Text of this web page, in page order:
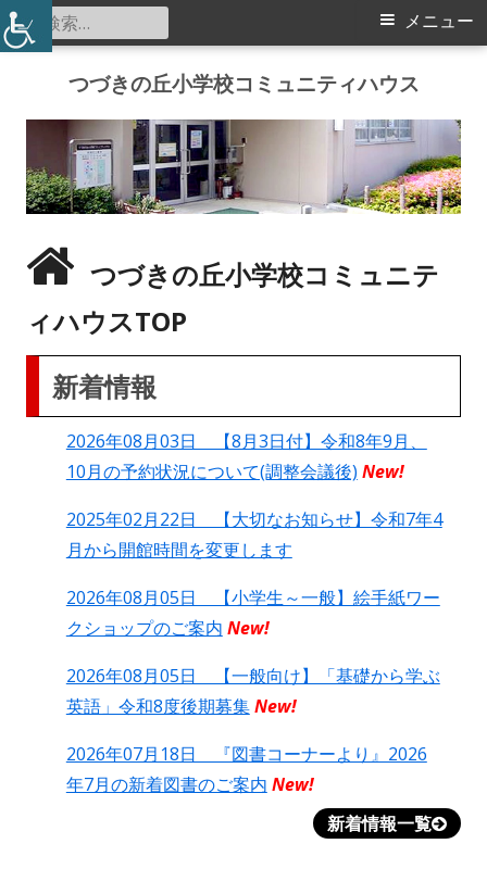
つづきの丘小学校コミュニティハウス
メ
メニュー
検
索:
つづきの丘小学校コミュニテ
ィハウスTOP
新着情報
2026年08月03日 【8月3日付】令和8年9月、
10月の予約状況について(調整会議後) New!
2025年02月22日 【大切なお知らせ】令和7年4
月から開館時間を変更します
2026年08月05日 【小学生～一般】絵手紙ワー
クショップのご案内 New!
2026年08月05日 【一般向け】「基礎から学ぶ
英語」令和8度後期募集New!
2026年07月18日 『図書コーナーより』2026
年7月の新着図書のご案内 New!
新着情報一覧